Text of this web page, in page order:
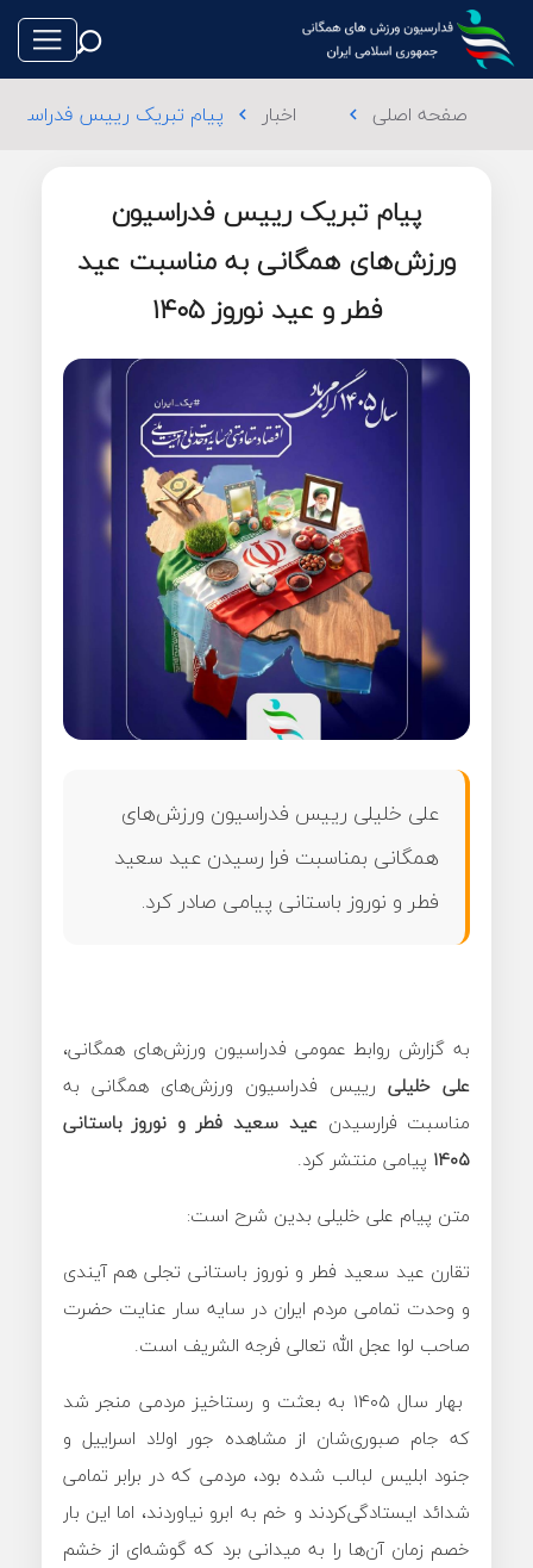
صفحه اصلی chevron_left اخبار chevron_left پیام تبریک رییس
پیام تبریک رییس فدراسیون
ورزش‌های همگانی به مناسبت عید
فطر و عید نوروز ۱۴۰۵
علی خلیلی رییس فدراسیون ورزش‌های
همگانی بمناسبت فرا رسیدن عید سعید
فطر و نوروز باستانی پیامی صادر کرد.
به گزارش روابط عمومی فدراسیون ورزش‌های همگانی،
علی خلیلیرییس فدراسیون ورزش‌های همگانی به
مناسبت فرارسیدنعید سعید فطر و نوروز باستانی
۱۴۰۵ پیامی منتشر کرد.
متن پیام علی خلیلی بدین شرح است:
تقارن عید سعید فطر و نوروز باستانی تجلی هم آیندی
و وحدت تمامی مردم ایران در سایه سار عنایت حضرت
صاحب لوا عجل الله تعالی فرجه الشریف است.
️ بهار سال ۱۴۰۵ به بعثت و رستاخیز مردمی منجر شد
که جام صبوری‌شان از مشاهده جور اولاد اسراییل و
جنود ابلیس لبالب شده بود، مردمی که در برابر تمامی
شدائد ایستادگی‌کردند و خم به ابرو نیاوردند، اما این بار
خصم زمان آن‌ها را به میدانی برد که گوشه‌ای از خشم
طناب بازی
والیبال